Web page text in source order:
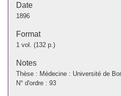
Date
1896
Format
1 vol. (132 p.)
Notes
Thèse : Médecine : Université de
N° d'ordre : 93